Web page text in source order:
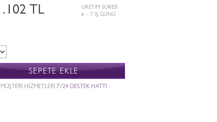
TL
ÜRETİM SÜRESİ
6 – 7 İŞ GÜNÜ
SEPETE EKLE
MÜŞTERİ HİZMETLERİ 7/24 DESTEK HATTI